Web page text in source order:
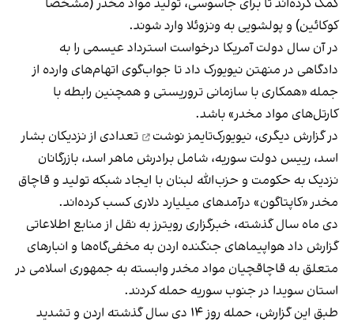
کمک کرده‌اند تا برای جاسوسی، تولید مواد مخدر (مشخصا
کوکائین) و پولشویی به ونزوئلا وارد شوند.
در آن سال دولت آمریکا درخواست استرداد عیسمی را به
دادگاهی در منهتن نیویورک داد تا جواب‌گوی اتهام‌‌‌های وارده از
جمله «همکاری با سازمانی تروریستی و همچنین رابطه با
کارتل‌های مواد مخدر» باشد.
در گزارش دیگری، نیویورک‌تایمز نوشت
تعدادی از نزدیکان بشار
اسد، رییس دولت سوریه، شامل برادرش ماهر اسد، بازرگانان
نزدیک به حکومت و حزب‌الله لبنان با ایجاد شبکه تولید و قاچاق
مخدر «کاپتاگون» درآمدهای میلیارد دلاری کسب کرده‌اند.
دی‌ ماه سال گذشته، خبرگزاری رویترز به نقل از منابع اطلاعاتی
گزارش داد هواپیماهای جنگنده اردن به مخفی‌گاه‌‌ها و انبارهای
متعلق به قاچاقچیان مواد مخدر وابسته به جمهوری اسلامی در
استان سویدا در جنوب سوریه حمله کردند.
طبق این گزارش
، حمله روز ۱۴ دی سال گذشته اردن و تشدید